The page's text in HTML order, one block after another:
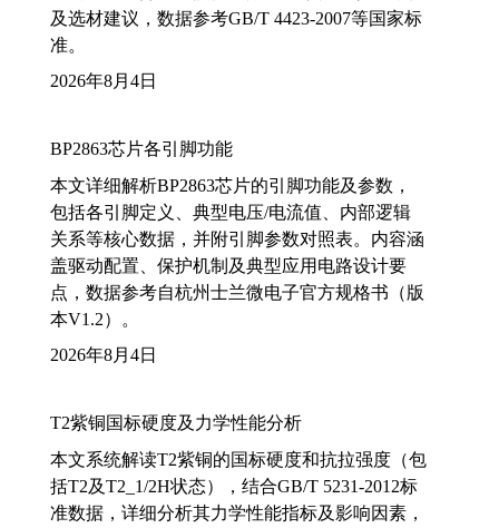
及选材建议，数据参考GB/T 4423-2007等国家标
准。
2026年8月4日
BP2863芯片各引脚功能
本文详细解析BP2863芯片的引脚功能及参数，
包括各引脚定义、典型电压/电流值、内部逻辑
关系等核心数据，并附引脚参数对照表。内容涵
盖驱动配置、保护机制及典型应用电路设计要
点，数据参考自杭州士兰微电子官方规格书（版
本V1.2）。
2026年8月4日
T2紫铜国标硬度及力学性能分析
本文系统解读T2紫铜的国标硬度和抗拉强度（包
括T2及T2_1/2H状态），结合GB/T 5231-2012标
准数据，详细分析其力学性能指标及影响因素，